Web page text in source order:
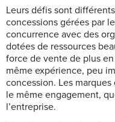
Leurs défis sont
concessions gérées par
concurrence avec des
dotées de ressources
force de vente de plus
même expérience, peu
concession. Les
le même engagement,
l’entreprise.